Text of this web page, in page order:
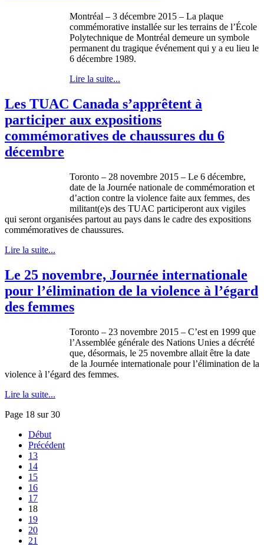
Montréal – 3 décembre 2015 – La plaque
commémorative installée sur les terrains de l’École
Polytechnique de Montréal demeure un symbole
permanent du tragique événement qui y a eu lieu le
6 décembre 1989.
Lire la suite...
Les TUAC Canada s’apprêtent à
participer aux expositions
commémoratives de chaussures du 6
décembre
Toronto – 28 novembre 2015 – Le 6 décembre,
date de la Journée nationale de commémoration et
d’action contre la violence faite aux femmes, des
militant(e)s des TUAC participeront aux vigiles
qui seront organisées partout au pays dans le cadre des expositions
commémoratives de chaussures.
Lire la suite...
Le 25 novembre, Journée internationale
pour l’élimination de la violence à l’égard
des femmes
Toronto – 23 novembre 2015 – C’est en 1999 que
l’Assemblée générale des Nations Unies a décrété
que, désormais, le 25 novembre allait être la date
de la Journée internationale pour l’élimination de la
violence à l’égard des femmes.
Lire la suite...
Page 18 sur 30
Début
Précédent
13
14
15
16
17
18
19
20
21